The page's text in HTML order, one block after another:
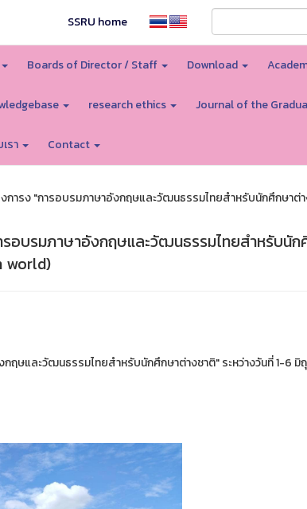
SSRU home
Boards of Director / Staff Download
research ethics Journal of the
รา Contact
การง "การอบรมภาษาอังกฤษและวัฒนธรรมไทยสำหรับนักศึกษาต่า
รอบรมภาษาอังกฤษและวัฒนธรรมไทยสำหรับนั
world)
ฤษและวัฒนธรรมไทยสำหรับนักศึกษาต่างชาติ" ระหว่างวันที่ 1-6 มิ